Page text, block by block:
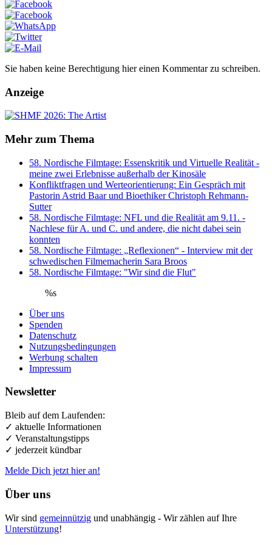
Sie haben keine Berechtigung hier einen Kommentar zu schreiben.
Anzeige
Mehr zum Thema
58. Nordische Filmtage: Essenskritik und Virtuelle Realität -
meine zwei Erlebnisse außerhalb der Kinosäle
Konfliktfragen und Werteorientierung: Ein Gespräch mit
Pastorin Astrid Baar und Bioethiker Christoph Rehmann-
Sutter
58. Nordische Filmtage: NFL und die Realität am 9.11. -
Nachlese für A. und C. und andere, die nicht dabei sein
konnten
58. Nordische Filmtage: „Reflexionen“ - Interview mit der
schwedischen Filmemacherin Sara Broos
58. Nordische Filmtage: "Wir sind die Flut"
%s
Über uns
Spenden
Datenschutz
Nutzungsbedingungen
Werbung schalten
Impressum
Newsletter
Bleib auf dem Laufenden:
✓ aktuelle Informationen
✓ Veranstaltungstipps
✓ jederzeit kündbar
Melde Dich jetzt hier an!
Über uns
Wir sind gemeinnützig und unabhängig - Wir zählen auf Ihre
Unterstützung!